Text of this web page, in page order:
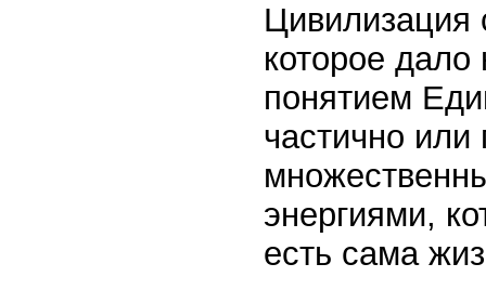
которое
понятием
частично или
энергиями,
есть сама